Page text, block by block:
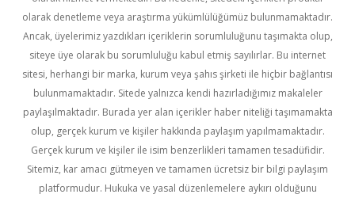
olarak denetleme veya araştırma yükümlülüğümüz bulunmamaktadır.
Ancak, üyelerimiz yazdıkları içeriklerin sorumluluğunu taşımakta olup,
siteye üye olarak bu sorumluluğu kabul etmiş sayılırlar. Bu internet
sitesi, herhangi bir marka, kurum veya şahıs şirketi ile hiçbir bağlantısı
bulunmamaktadır. Sitede yalnızca kendi hazırladığımız makaleler
paylaşılmaktadır. Burada yer alan içerikler haber niteliği taşımamakta
olup, gerçek kurum ve kişiler hakkında paylaşım yapılmamaktadır.
Gerçek kurum ve kişiler ile isim benzerlikleri tamamen tesadüfidir.
Sitemiz, kar amacı gütmeyen ve tamamen ücretsiz bir bilgi paylaşım
platformudur. Hukuka ve yasal düzenlemelere aykırı olduğunu